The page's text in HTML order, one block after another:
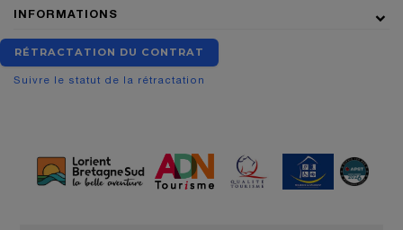
INFORMATIONS
RÉTRACTATION DU CONTRAT
Suivre le statut de la rétractation